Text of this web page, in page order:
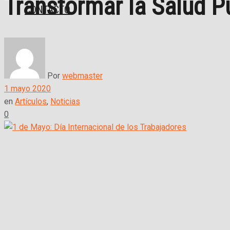
CONTACTO
Transformar la Salud
Por webmaster
1 mayo 2020
en Artículos, Noticias
0